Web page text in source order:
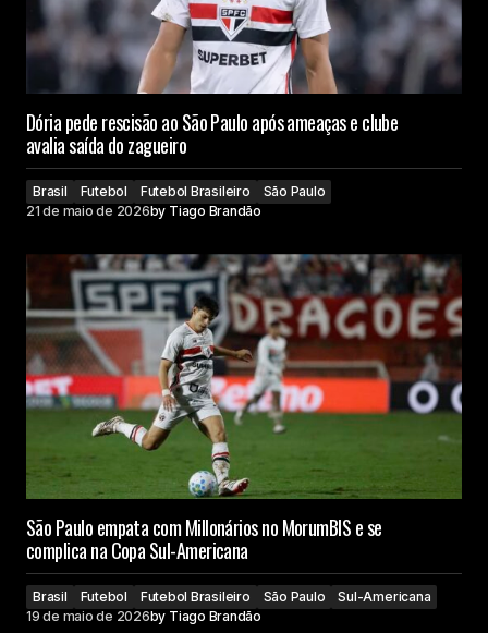
Dória pede rescisão ao São Paulo após ameaças e clube
avalia saída do zagueiro
Brasil Futebol Futebol Brasileiro
São Paulo
21 de maio de 2026by Tiago Brandão
São Paulo empata com Millonários no MorumBIS e se
complica na Copa Sul-Americana
Brasil Futebol Futebol Brasileiro São Paulo
Sul-Americana
19 de maio de 2026by Tiago Brandão